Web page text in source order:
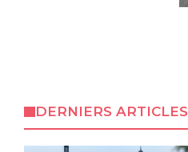
DERNIERS ARTICLES